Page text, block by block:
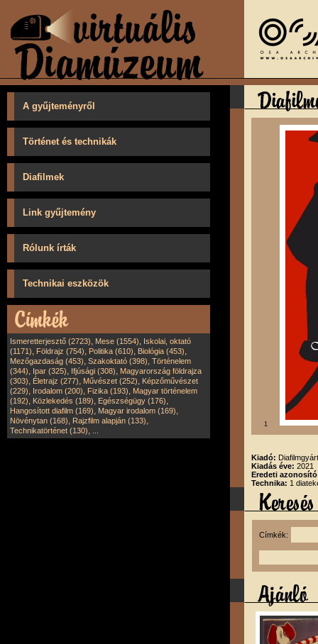
A gyűjteményről
Történet és technikák
Diafilmek
Link gyűjtemény
Rólunk írták
Technikai eszközök
Ismeretterjesztő (2723), Mese (1554), Iskolai, oktató
(1171), Földrajz (754), Politika (610), Biológia (453),
Mezőgazdaság (453), Szakoktató (398), Történelem
(344), Ipar (325), Ifjúsági (308), Magyarország földrajza
(303), Életrajz (277), Művészet (252), Képzőművészet
(229), Irodalom (200), Fizika (193), Magyar történelem
(192), Közlekedés (189), Egészségügy (176),
Hangosított diafilm (169), Magyar irodalom (169),
Növénytan (168), Rajzfilm alapján (133),
Technikatörténet (130),
1
Kiadó:
Kiadás éve: 2021
Eredeti
Technika: 1
Címkék: